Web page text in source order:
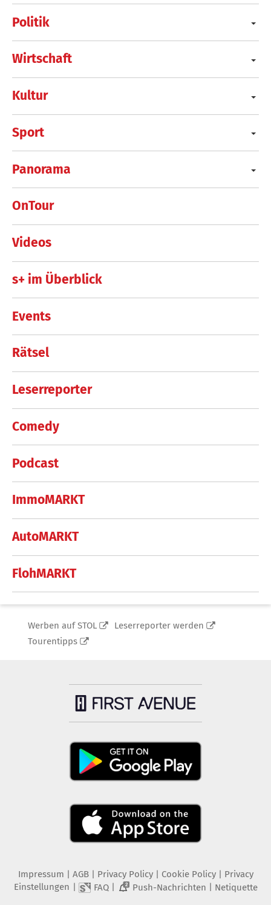
Politik
Wirtschaft
Kultur
Sport
Panorama
OnTour
Videos
s+ im Überblick
Events
Rätsel
Leserreporter
Comedy
Podcast
ImmoMARKT
AutoMARKT
FlohMARKT
Werben auf STOL
Leserreporter werden
Tourentipps
Impressum AGB Privacy Policy| Cookie Policy| Privacy
Einstellungen
FAQ| 2 Push-Nachrichten Netiquette